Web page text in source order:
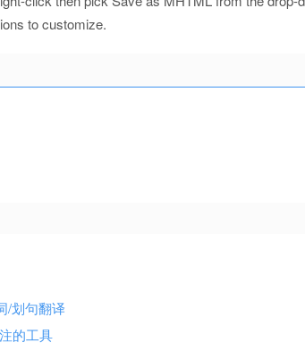
to customize.
/划句翻译
的工具